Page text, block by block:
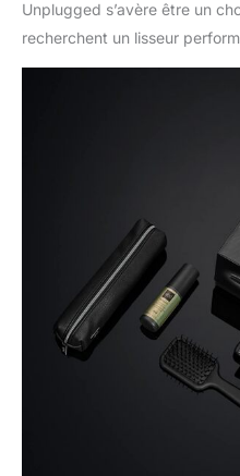
Unplugged s’avère être un
recherchent un lisseur